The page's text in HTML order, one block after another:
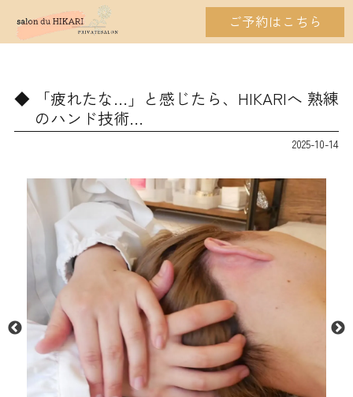
ご予約はこちら
「疲れたな…」と感じたら、HIKARIへ 熟練
のハンド技術…
2025-10-14